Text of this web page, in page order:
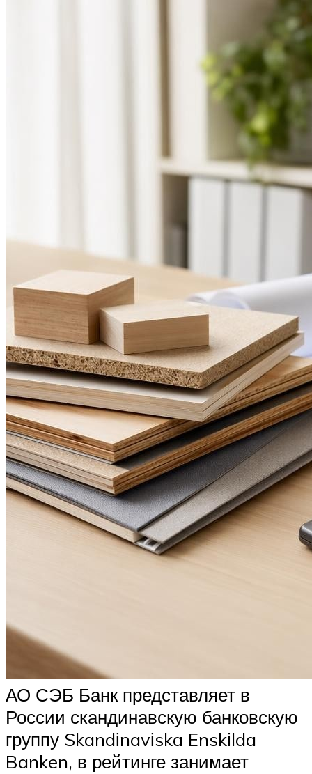
АО СЭБ Банк представляет в
России скандинавскую банковскую
группу Skandіnavіska Enskіlda
Banken, в рейтинге занимает